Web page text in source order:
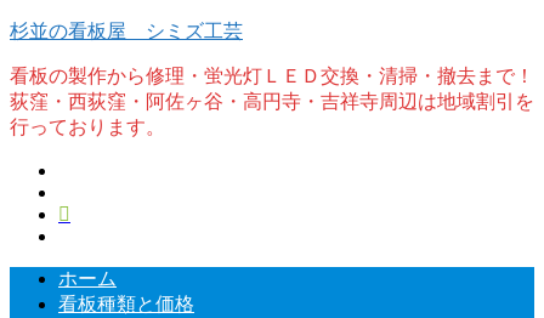
杉並の看板屋 シミズ工芸
看板の製作から修理・蛍光灯ＬＥＤ交換・清掃・撤去まで！
荻窪・西荻窪・阿佐ヶ谷・高円寺・吉祥寺周辺は地域割引を
行っております。
ホーム
看板種類と価格